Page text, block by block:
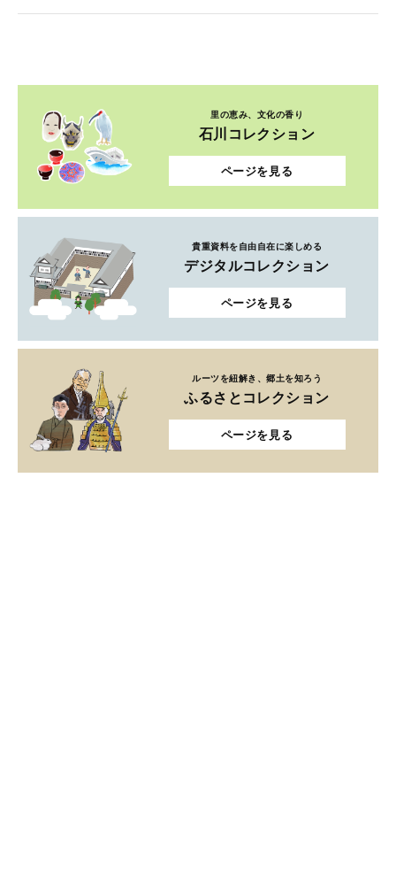
里の恵み、文化の香り
石川コレクション
ページを見る
貴重資料を自由自在に楽しめる
デジタルコレクション
ページを見る
ルーツを紐解き、郷土を知ろう
ふるさとコレクション
ページを見る